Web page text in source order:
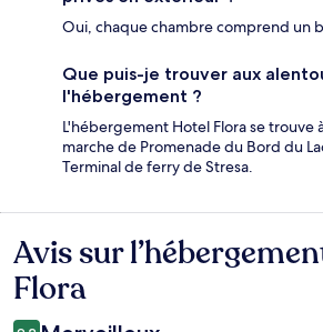
Oui, chaque chambre comprend un
Que puis-je trouver aux
l'hébergement ?
L'hébergement Hotel Flora se trouve
marche de Promenade du Bord du
Terminal de ferry de Stresa.
Avis
Avis sur
Flora